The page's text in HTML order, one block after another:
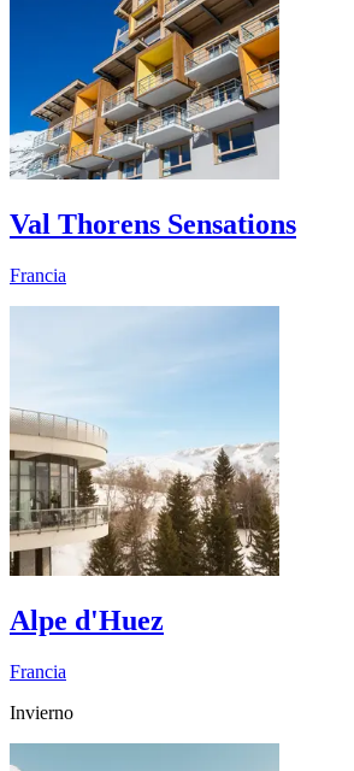
Val Thorens Sensations
Francia
Alpe d'Huez
Francia
Invierno